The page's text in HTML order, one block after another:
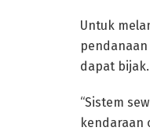
Untuk
dapat
“Sistem
kendaraan